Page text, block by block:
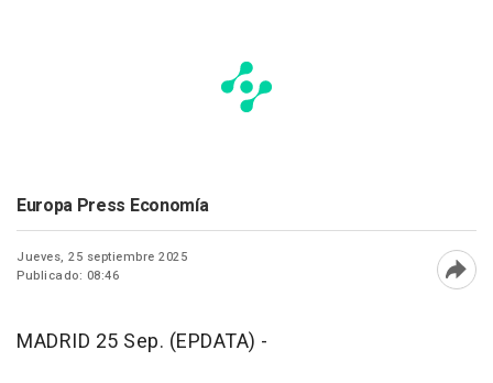
Europa Press Economía
Jueves, 25 septiembre 2025
Publicado: 08:46
MADRID 25 Sep. (EPDATA) -